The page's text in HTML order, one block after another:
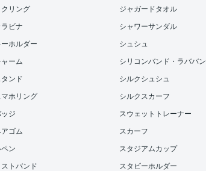
リング
ビナ
ホルダー
ーム
ンド
ホリング
ジ
ゴム
ン
トバンド
ジャガードタオル
シャワーサンダル
シュシュ
シリコンバンド・ラババン
シルクシュシュ
シルクスカーフ
スウェットトレーナー
スカーフ
スタジアムカップ
スタビーホルダー